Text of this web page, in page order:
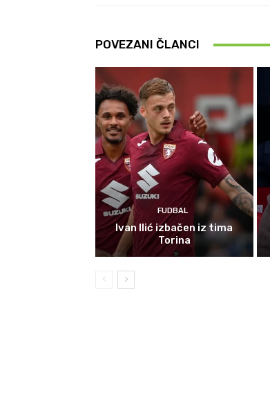
POVEZANI ČLANCI
FUDBAL
Ivan Ilić izbačen iz tima
Torina